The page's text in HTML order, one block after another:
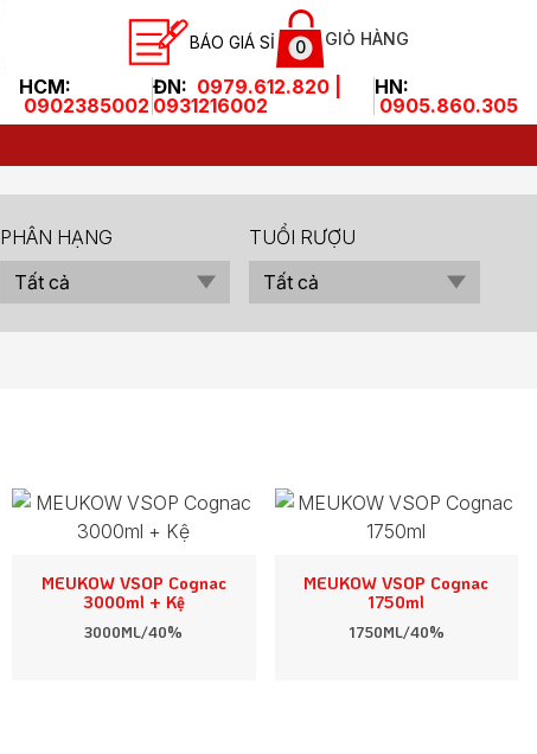
BÁO GIÁ SỈ 0 GIỎ HÀNG
HCM:
0902385002
ĐN: 0979.612.820 |
0931216002
HN:
0905.860.305
PHÂN HẠNG TUỔI RƯỢU
MEUKOW VSOP Cognac
3000ml + Kệ
3000ML/40%
MEUKOW VSOP Cognac
1750ml
1750ML/40%